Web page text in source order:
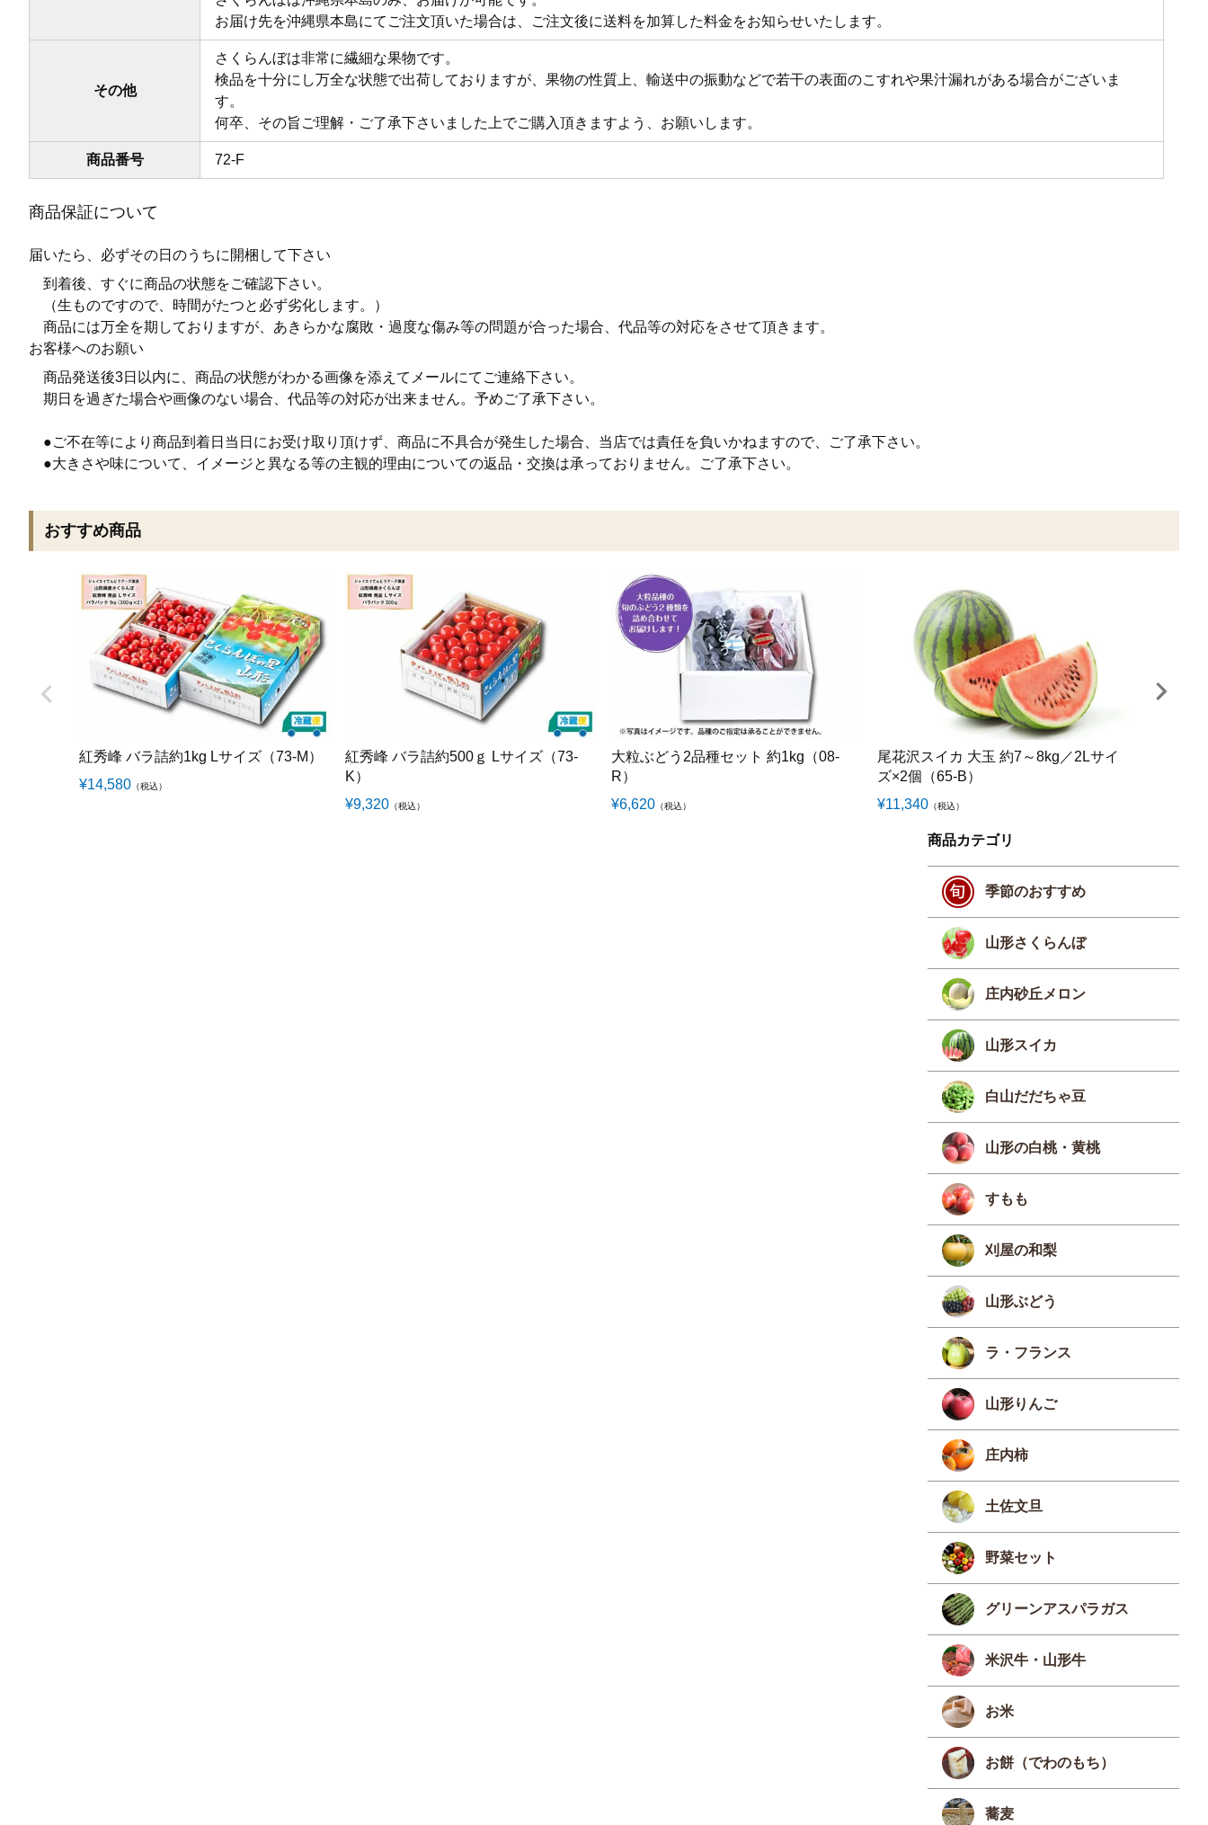
お届け先を沖縄県本島にてご注文頂いた場合は、ご注文後に送料を加算した料金をお知らせいたします。
その他
さくらんぼは非常に繊細な果物です。
検品を十分にし万全な状態で出荷しておりますが、果物の性質上、輸送中の振動などで若干の表面のこすれや果汁漏れがある場合がございま
す。
何卒、その旨ご理解・ご了承下さいました上でご購入頂きますよう、お願いします。
商品番号 72-F
商品保証について
届いたら、必ずその日のうちに開梱して下さい
到着後、すぐに商品の状態をご確認下さい。
（生ものですので、時間がたつと必ず劣化します。）
商品には万全を期しておりますが、あきらかな腐敗・過度な傷み等の問題が合った場合、代品等の対応をさせて頂きます。
お客様へのお願い
商品発送後3日以内に、商品の状態がわかる画像を添えてメールにてご連絡下さい。
期日を過ぎた場合や画像のない場合、代品等の対応が出来ません。予めご了承下さい。
●ご不在等により商品到着日当日にお受け取り頂けず、商品に不具合が発生した場合、当店では責任を負いかねますので、ご了承下さい。
●大きさや味について、イメージと異なる等の主観的理由についての返品・交換は承っておりません。ご了承下さい。
おすすめ商品
紅秀峰 バラ詰約1kg Lサイズ（73-M）
¥14,580 （税込）
紅秀峰 バラ詰約500ｇ Lサイズ（73-
K）
¥9,320 （税込）
大粒ぶどう2品種セット 約1kg（08-
R）
¥6,620 （税込）
尾花沢スイカ 大玉 約7～8kg／2Lサイ
ズ×2個（65-B）
¥11,340 （税込）
商品カテゴリ
季節のおすすめ
山形さくらんぼ
庄内砂丘メロン
山形スイカ
白山だだちゃ豆
山形の白桃・黄桃
すもも
刈屋の和梨
山形ぶどう
ラ・フランス
山形りんご
庄内柿
土佐文旦
野菜セット
グリーンアスパラガス
米沢牛・山形牛
お米
お餅（でわのもち）
蕎麦